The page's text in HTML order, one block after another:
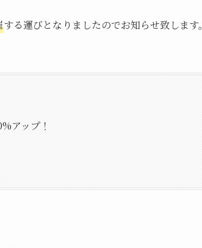
する運びとなりましたのでお知らせ致します。
アップ！